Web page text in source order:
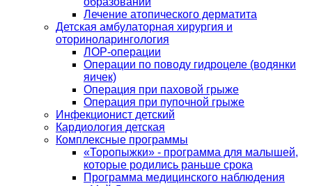
Лечение атопического дерматита
Детская амбулаторная хирургия и
оториноларингология
ЛОР-операции
Операции по поводу гидроцеле (водянки
яичек)
Операция при паховой грыже
Операция при пупочной грыже
Инфекционист детский
Кардиология детская
Комплексные программы
«Торопыжки» - программа для малышей,
которые родились раньше срока
Программа медицинского наблюдения